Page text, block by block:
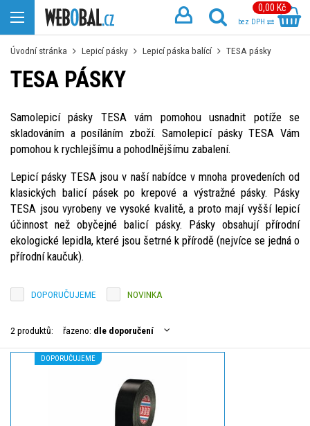
0,00 Kč
bez DPH
Úvodní stránka Lepicí pásky Lepicí páska balící TESA pásky
TESA PÁSKY
Samolepicí pásky TESA vám pomohou usnadnit potíže se
skladováním a posíláním zboží. Samolepicí pásky TESA Vám
pomohou k rychlejšímu a pohodlnějšímu zabalení.
Lepicí pásky TESA jsou v naší nabídce v mnoha provedeních od
klasických balicí pásek po krepové a výstražné pásky. Pásky
TESA jsou vyrobeny ve vysoké kvalitě, a proto mají vyšší lepicí
účinnost než obyčejné balicí pásky. Pásky obsahují přírodní
ekologické lepidla, které jsou šetrné k přírodě (nejvíce se jedná o
přírodní kaučuk).
DOPORUČUJEME NOVINKA
2 produktů: řazeno: dle doporučení
DOPORUČUJEME